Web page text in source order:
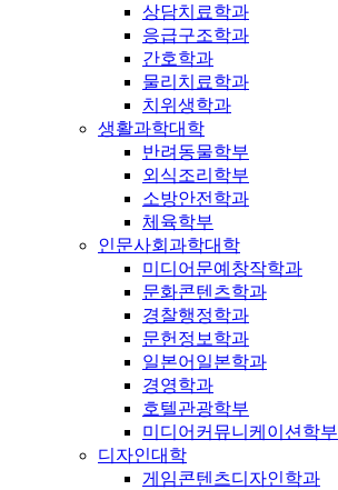
상담치료학과
응급구조학과
간호학과
물리치료학과
치위생학과
생활과학대학
반려동물학부
외식조리학부
소방안전학과
체육학부
인문사회과학대학
미디어문예창작학과
문화콘텐츠학과
경찰행정학과
문헌정보학과
일본어일본학과
경영학과
호텔관광학부
미디어커뮤니케이션학부
디자인대학
게임콘텐츠디자인학과